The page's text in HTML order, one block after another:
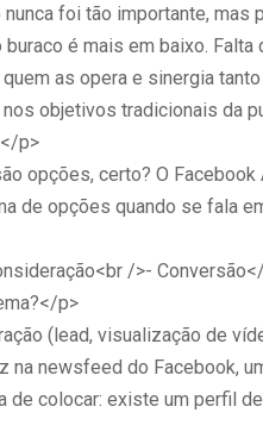
foi tão importante, mas
é mais em baixo.
as opera e sinergia
objetivos tradicionais da
p>
opções, certo? O
de opções quando se fala
/>-
p>
(lead, visualização de
na newsfeed do Facebook,
de colocar: existe um perfil